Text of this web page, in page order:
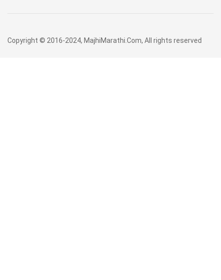
Copyright © 2016-2024, MajhiMarathi.Com, All rights reserved